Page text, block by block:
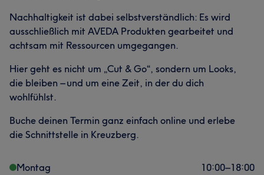
Nachhaltigkeit ist dabei selbstverständlich: Es wird
ausschließlich mit AVEDA Produkten gearbeitet und
achtsam mit Ressourcen umgegangen.
Hier geht es nicht um „Cut & Go“, sondern um Looks,
die bleiben – und um eine Zeit, in der du dich
wohlfühlst.
Buche deinen Termin ganz einfach online und erlebe
die Schnittstelle in Kreuzberg.
Montag 10:00–18:00